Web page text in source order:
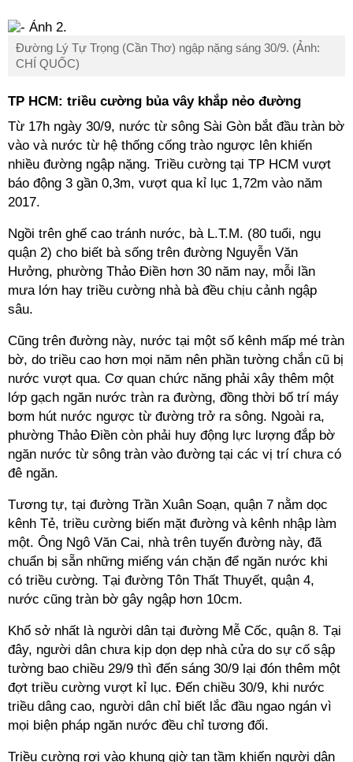
Đường Lý Tự Trọng (Cần Thơ) ngập nặng sáng 30/9. (Ảnh:
CHÍ QUỐC)
TP HCM: triều cường bủa vây khắp nẻo đường
Từ 17h ngày 30/9, nước từ sông Sài Gòn bắt đầu tràn bờ
vào và nước từ hệ thống cống trào ngược lên khiến
nhiều đường ngập nặng. Triều cường tại TP HCM vượt
báo động 3 gần 0,3m, vượt qua kỉ lục 1,72m vào năm
2017.
Ngồi trên ghế cao tránh nước, bà L.T.M. (80 tuổi, ngụ
quận 2) cho biết bà sống trên đường Nguyễn Văn
Hưởng, phường Thảo Điền hơn 30 năm nay, mỗi lần
mưa lớn hay triều cường nhà bà đều chịu cảnh ngập
sâu.
Cũng trên đường này, nước tại một số kênh mấp mé tràn
bờ, do triều cao hơn mọi năm nên phần tường chắn cũ bị
nước vượt qua. Cơ quan chức năng phải xây thêm một
lớp gạch ngăn nước tràn ra đường, đồng thời bố trí máy
bơm hút nước ngược từ đường trở ra sông. Ngoài ra,
phường Thảo Điền còn phải huy động lực lượng đắp bờ
ngăn nước từ sông tràn vào đường tại các vị trí chưa có
đê ngăn.
Tương tự, tại đường Trần Xuân Soạn, quận 7 nằm dọc
kênh Tẻ, triều cường biến mặt đường và kênh nhập làm
một. Ông Ngô Văn Cai, nhà trên tuyến đường này, đã
chuẩn bị sẵn những miếng ván chặn để ngăn nước khi
có triều cường. Tại đường Tôn Thất Thuyết, quận 4,
nước cũng tràn bờ gây ngập hơn 10cm.
Khổ sở nhất là người dân tại đường Mễ Cốc, quận 8. Tại
đây, người dân chưa kịp dọn dẹp nhà cửa do sự cố sập
tường bao chiều 29/9 thì đến sáng 30/9 lại đón thêm một
đợt triều cường vượt kỉ lục. Đến chiều 30/9, khi nước
triều dâng cao, người dân chỉ biết lắc đầu ngao ngán vì
mọi biện pháp ngăn nước đều chỉ tương đối.
Triều cường rơi vào khung giờ tan tầm khiến người dân